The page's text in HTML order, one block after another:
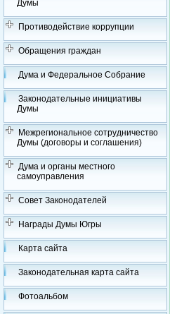
Думы
Противодействие коррупции
Обращения граждан
Дума и Федеральное Собрание
Законодательные инициативы
Думы
Межрегиональное сотрудничество
Думы (договоры и соглашения)
Дума и органы местного
самоуправления
Совет Законодателей
Награды Думы Югры
Карта сайта
Законодательная карта сайта
Фотоальбом